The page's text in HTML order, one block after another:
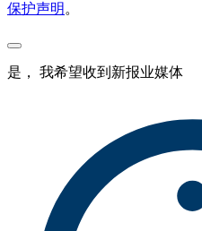
保护声明。
是， 我希望收到新报业媒体